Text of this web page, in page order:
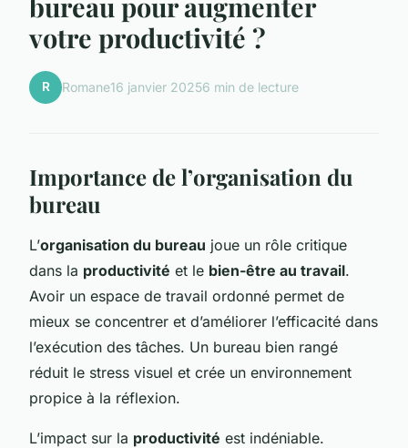
votre productivité ?
R Romane16 janvier 20256 min de lecture
Importance de l’organisation du
bureau
L’organisation du bureau joue un rôle critique
dans la productivité et le bien-être au travail.
Avoir un espace de travail ordonné permet de
mieux se concentrer et d’améliorer l’efficacité dans
l’exécution des tâches. Un bureau bien rangé
réduit le stress visuel et crée un environnement
propice à la réflexion.
L’impact sur la productivité est indéniable.